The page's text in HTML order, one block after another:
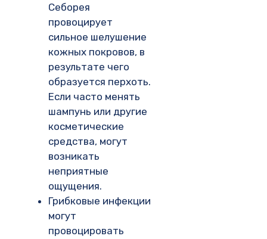
Себорея
провоцирует
сильное шелушение
кожных покровов, в
результате чего
образуется перхоть.
Если часто менять
шампунь или другие
косметические
средства, могут
возникать
неприятные
ощущения.
Грибковые инфекции
могут
провоцировать